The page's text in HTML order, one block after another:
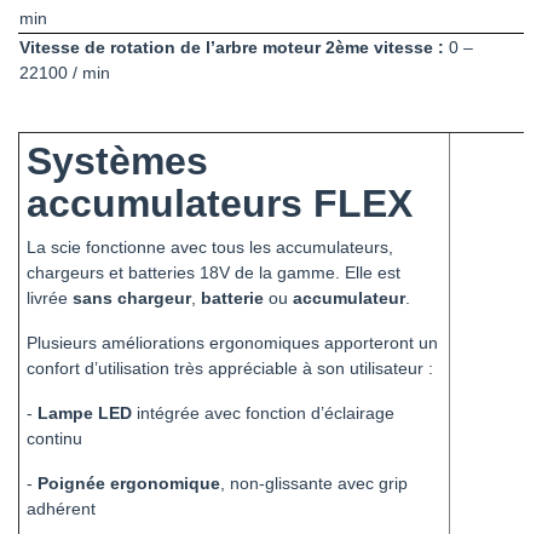
min
Vitesse de rotation de l’arbre moteur 2ème vitesse : 0 –
22100 / min
Systèmes
accumulateurs FLEX
La scie fonctionne avec tous les accumulateurs,
chargeurs et batteries 18V de la gamme. Elle est
livrée sans chargeur, batterie ou accumulateur.
Plusieurs améliorations ergonomiques apporteront un
confort d’utilisation très appréciable à son utilisateur :
- Lampe LED intégrée avec fonction d’éclairage
continu
- Poignée ergonomique, non-glissante avec grip
adhérent